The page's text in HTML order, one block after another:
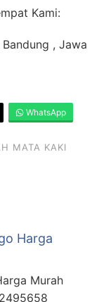
Kami:
, Jawa
WhatsApp
MATA KAKI
Harga
Murah